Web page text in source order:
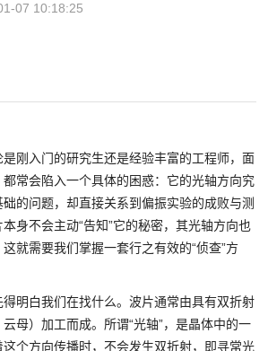
07 10:18:25
刚入门的研究生还是经验丰富的工程师，面
常会陷入一个具体的困惑：它的光轴方向究
的问题，却直接关系到偏振实验的成败与测
身不会主动“告知”它的秘密，其光轴方向也
就需要我们掌握一套行之有效的“侦查”方
明白我们在找什么。波片通常由具有双折射
母）加工而成。所谓“光轴”，是晶体中的一
个方向传播时，不会发生双折射，即寻常光